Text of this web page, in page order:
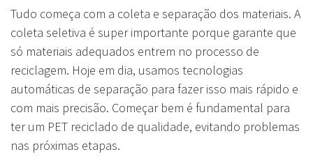
Tudo começa com a coleta e separação dos materiais. A
coleta seletiva é super importante porque garante que
só materiais adequados entrem no processo de
reciclagem. Hoje em dia, usamos tecnologias
automáticas de separação para fazer isso mais rápido e
com mais precisão. Começar bem é fundamental para
ter um PET reciclado de qualidade, evitando problemas
nas próximas etapas.